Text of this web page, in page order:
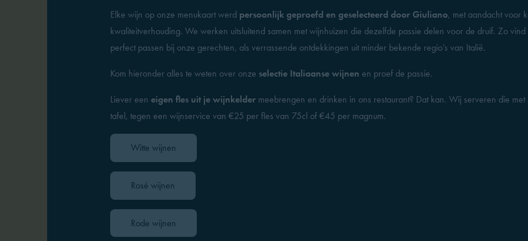
Elke wijn op onze menukaart werd persoonlijk geproefd en geselecteerd door Giuliano, met aandacht voor
kwaliteitverhouding. We werken uitsluitend samen met wijnhuizen die dezelfde passie delen voor de druif. Zo
perfect passen bij onze gerechten, als verrassende ontdekkingen uit minder bekende regio’s van Italië.
Kom hieronder alles te weten over onze selectie Italiaanse wijnen en proef de passie.
Liever een eigen fles uit je wijnkelder meebrengen en drinken in ons restaurant? Dat kan. Wij serveren die
tafel, tegen een wijnservice van €25 per fles van 75cl of €45 per magnum.
Witte wijnen
Rosé wijnen
Rode wijnen